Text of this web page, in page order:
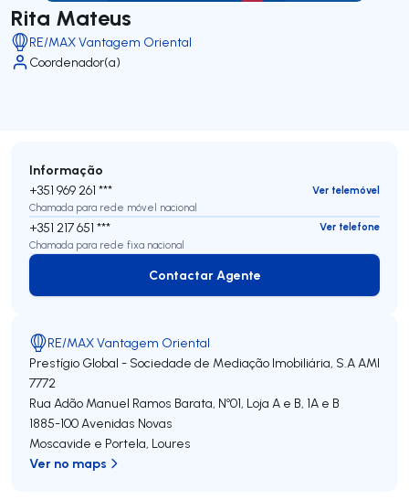
Rita Mateus
RE/MAX Vantagem Oriental
Coordenador(a)
Informação
+351 969 261 ***
Ver telemóvel
Chamada para rede móvel nacional
+351 217 651 ***
Ver telefone
Chamada para rede fixa nacional
Contactar Agente
Contactar Agente
RE/MAX Vantagem Oriental
Prestígio Global - Sociedade de Mediação Imobiliária, S.AAMI
7772
Rua Adão Manuel Ramos Barata, Nº01, Loja A e B, 1A e B
1885-100Avenidas Novas
Moscavide e Portela, Loures
Ver no maps